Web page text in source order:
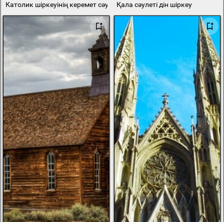
Католик шіркеуінің керемет сәулетіҚала сәулеті дін шіркеу